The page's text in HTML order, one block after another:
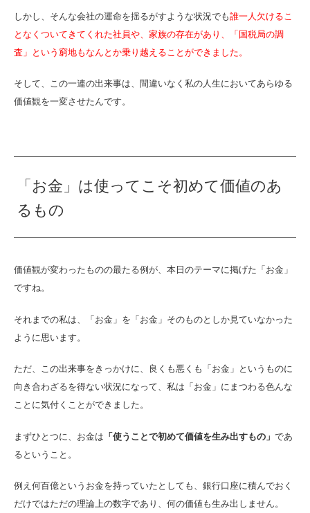
しかし、そんな会社の運命を揺るがすような状況でも誰一人欠けるこ
となくついてきてくれた社員や、家族の存在があり、「国税局の調
査」という窮地もなんとか乗り越えることができました。
そして、この一連の出来事は、間違いなく私の人生においてあらゆる
価値観を一変させたんです。
「お金」は使ってこそ初めて価値のあ
るもの
価値観が変わったものの最たる例が、本日のテーマに掲げた「お金」
ですね。
それまでの私は、「お金」を「お金」そのものとしか見ていなかった
ように思います。
ただ、この出来事をきっかけに、良くも悪くも「お金」というものに
向き合わざるを得ない状況になって、私は「お金」にまつわる色んな
ことに気付くことができました。
まずひとつに、お金は 「使うことで初めて価値を生み出すもの」 であ
るということ。
例え何百億というお金を持っていたとしても、銀行口座に積んでおく
だけではただの理論上の数字であり、何の価値も生み出しません。